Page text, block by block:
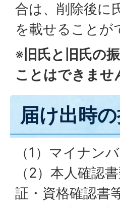
合は、削除後に
を載せることが
※ 旧氏と旧氏の
ことはできませ
届け出時
（1）マイナン
（2）本人確認
証・資格確認書等